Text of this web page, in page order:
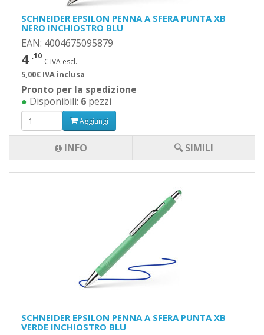
SCHNEIDER EPSILON PENNA A SFERA PUNTA XB
NERO INCHIOSTRO BLU
EAN: 4004675095879
4 ,10
€ IVA escl.
5,00€ IVA inclusa
Pronto per la spedizione
● Disponibili: 6 pezzi
Aggiungi
INFO 🔍 SIMILI
SCHNEIDER EPSILON PENNA A SFERA PUNTA XB
VERDE INCHIOSTRO BLU